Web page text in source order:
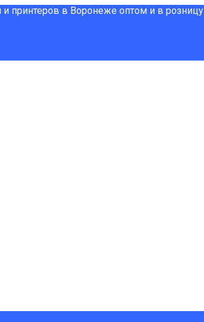
принтеров в Воронеже оптом и в розницу